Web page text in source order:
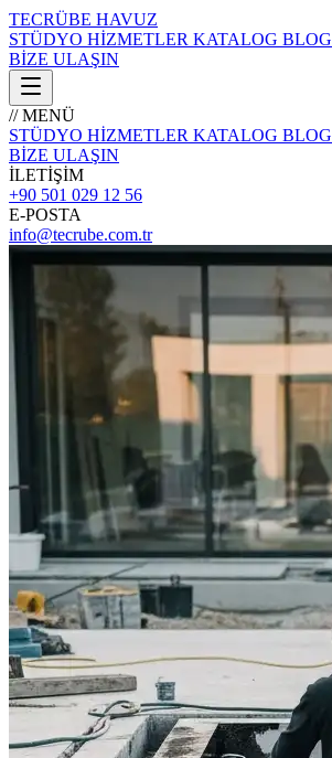
TECRÜBE HAVUZ
STÜDYO HİZMETLER KATALOG BLOG
BİZE ULAŞIN
// MENÜ
STÜDYO HİZMETLER KATALOG BLOG
BİZE ULAŞIN
İLETİŞİM
+90 501 029 12 56
E-POSTA
info@tecrube.com.tr